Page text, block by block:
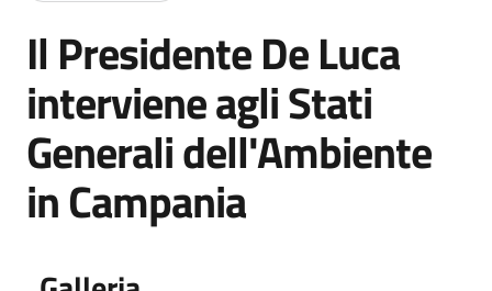
Il Presidente De Luca
interviene agli Stati
Generali dell'Ambiente
in Campania